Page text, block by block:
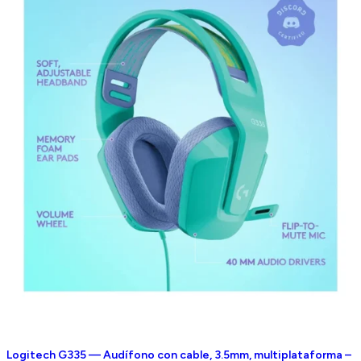
Logitech G335 — Audífono con cable, 3.5mm, multiplataforma –